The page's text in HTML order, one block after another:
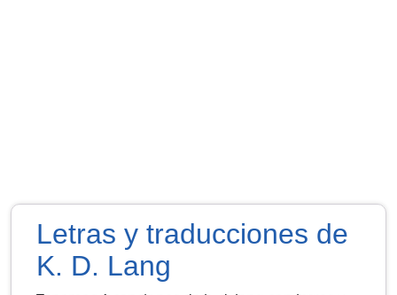
Letras y traducciones de
K. D. Lang